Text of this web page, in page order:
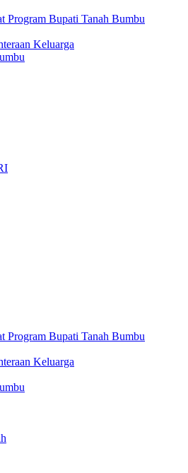
Program Bupati Tanah Bumbu
Keluarga
Program Bupati Tanah Bumbu
Keluarga